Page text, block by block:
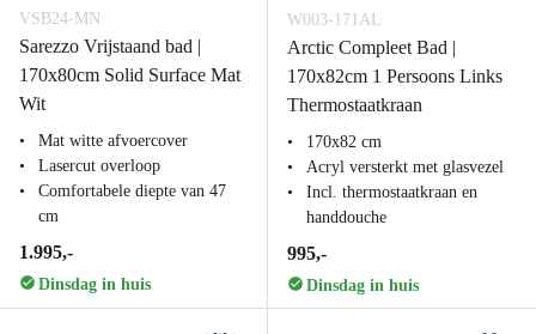
VSB24-MN
Sarezzo Vrijstaand bad |
170x80cm Solid Surface Mat
Wit
Mat witte afvoercover
Lasercut overloop
Comfortabele diepte van 47
cm
1.995,-
Dinsdag in huis
W003-171AL
Arctic Compleet Bad |
170x82cm 1 Persoons Links
Thermostaatkraan
170x82 cm
Acryl versterkt met glasvezel
Incl. thermostaatkraan en
handdouche
995,-
Dinsdag in huis